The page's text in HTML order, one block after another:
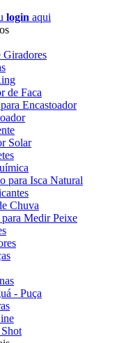
login aqui
Giradores
de Faca
Encastoador
Solar
para Isca Natural
Chuva
para Medir Peixe
- Puça